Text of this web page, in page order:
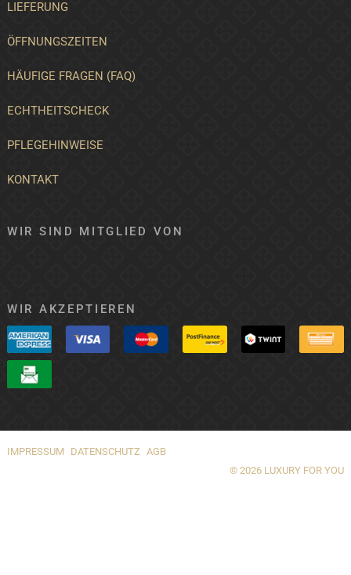
LIEFERUNG
ÖFFNUNGSZEITEN
HÄUFIGE FRAGEN (FAQ)
ECHTHEITSCHECK
PFLEGEHINWEISE
KONTAKT
WIR SIND MITGLIED VON
WIR AKZEPTIEREN
IMPRESSUM DATENSCHUTZ AGB
© 2026 LUXURY FOR YOU